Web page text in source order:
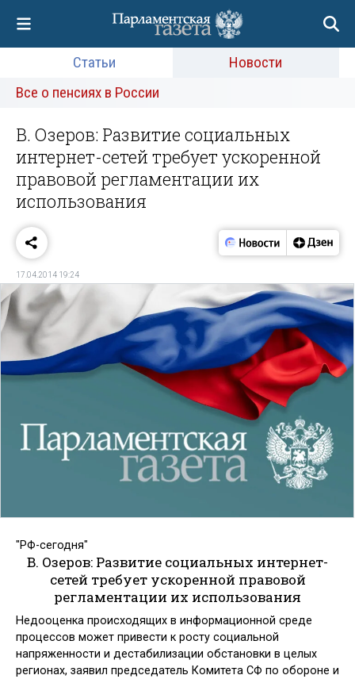
Статьи
Новости
Все о пенсиях в России
В. Озеров: Развитие социальных
интернет-сетей требует ускоренной
правовой регламентации их
использования
17.04.2014 19:24
"РФ-сегодня"
В. Озеров: Развитие социальных интернет-
сетей требует ускоренной правовой
регламентации их использования
Недооценка происходящих в информационной среде
процессов может привести к росту социальной
напряженности и дестабилизации обстановки в целых
регионах, заявил председатель Комитета СФ по обороне и